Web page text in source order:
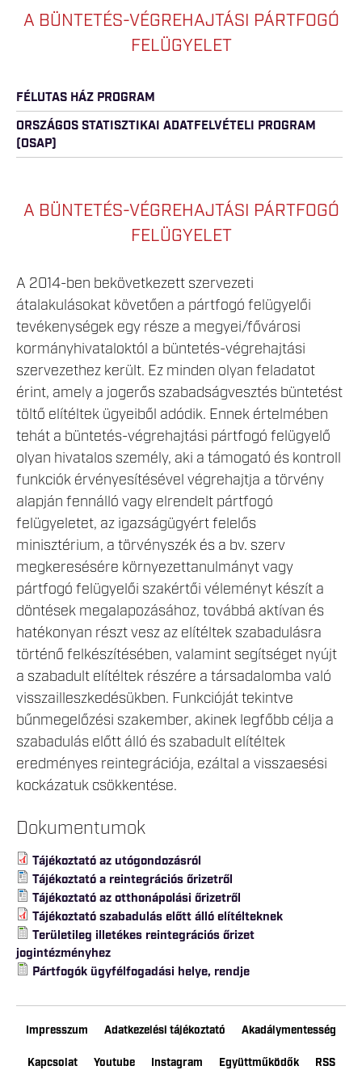
A BÜNTETÉS-VÉGREHAJTÁSI PÁRTFOGÓ
FELÜGYELET
FÉLUTAS HÁZ PROGRAM
ORSZÁGOS STATISZTIKAI ADATFELVÉTELI PROGRAM
(OSAP)
A BÜNTETÉS-VÉGREHAJTÁSI PÁRTFOGÓ
FELÜGYELET
A 2014-ben bekövetkezett szervezeti
átalakulásokat követően a pártfogó felügyelői
tevékenységek egy része a megyei/fővárosi
kormányhivataloktól a büntetés-végrehajtási
szervezethez került. Ez minden olyan feladatot
érint, amely a jogerős szabadságvesztés büntetést
töltő elítéltek ügyeiből adódik. Ennek értelmében
tehát a büntetés-végrehajtási pártfogó felügyelő
olyan hivatalos személy, aki a támogató és kontroll
funkciók érvényesítésével végrehajtja a törvény
alapján fennálló vagy elrendelt pártfogó
felügyeletet, az igazságügyért felelős
minisztérium, a törvényszék és a bv. szerv
megkeresésére környezettanulmányt vagy
pártfogó felügyelői szakértői véleményt készít a
döntések megalapozásához, továbbá aktívan és
hatékonyan részt vesz az elítéltek szabadulásra
történő felkészítésében, valamint segítséget nyújt
a szabadult elítéltek részére a társadalomba való
visszailleszkedésükben. Funkcióját tekintve
bűnmegelőzési szakember, akinek legfőbb célja a
szabadulás előtt álló és szabadult elítéltek
eredményes reintegrációja, ezáltal a visszaesési
kockázatuk csökkentése.
Dokumentumok
Tájékoztató az utógondozásról
Tájékoztató a reintegrációs őrizetről
Tájékoztató az otthonápolási őrizetről
Tájékoztató szabadulás előtt álló elítélteknek
Területileg illetékes reintegrációs őrizet
jogintézményhez
Pártfogók ügyfélfogadási helye, rendje
Impresszum Adatkezelési tájékoztató Akadálymentesség
Kapcsolat Youtube Instagram Együttműködők RSS